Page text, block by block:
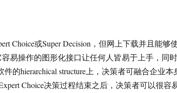
Choice或Super Decision，但网上下载并且能够
容易操作的图形化接口让任何人皆易于上手，同
的hierarchical structure上，决策者可融合企业本
Choice决策过程结束之后，决策者可以很容